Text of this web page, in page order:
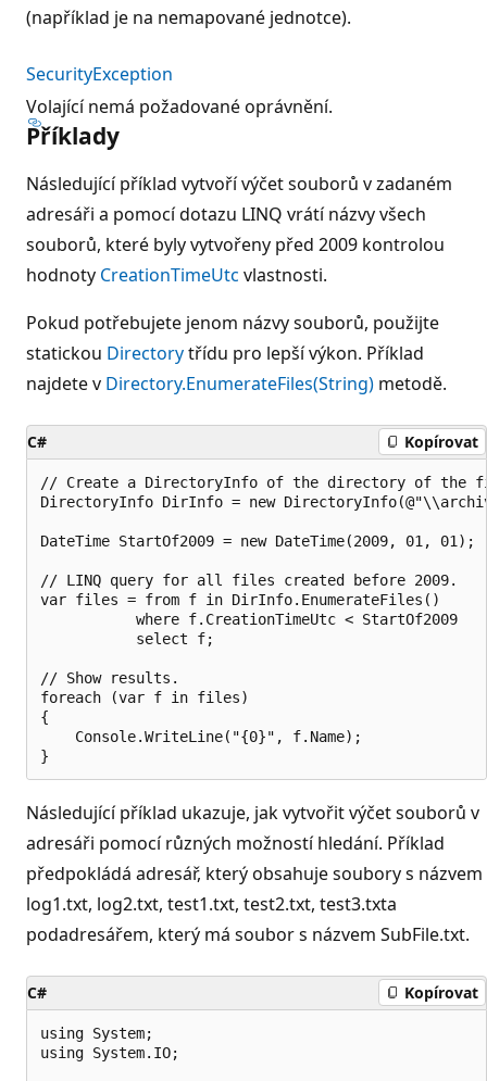
(například je na nemapované jednotce).
SecurityException
Volající nemá požadované oprávnění.
Příklady
Následující příklad vytvoří výčet souborů v zadaném
adresáři a pomocí dotazu LINQ vrátí názvy všech
souborů, které byly vytvořeny před 2009 kontrolou
hodnoty CreationTimeUtc vlastnosti.
Pokud potřebujete jenom názvy souborů, použijte
statickou Directorytřídu pro lepší výkon. Příklad
najdete v Directory.EnumerateFiles(String) metodě.
C# Kopírovat
// Create a DirectoryInfo of the directory of the
DirectoryInfo DirInfo = new
DateTime StartOf2009 = new DateTime(2009, 01, 01);
// LINQ query for all files created before 2009.
var files = from f in DirInfo.EnumerateFiles()
           where f.CreationTimeUtc < StartOf2009
           select f;
// Show results.
foreach (var f in files)
{
    Console.WriteLine("{0}", f.Name);
Následující příklad ukazuje, jak vytvořit výčet souborů v
adresáři pomocí různých možností hledání. Příklad
předpokládá adresář, který obsahuje soubory s názvem
log1.txt, log2.txt, test1.txt, test2.txt, test3.txta
podadresářem, který má soubor s názvem SubFile.txt.
C# Kopírovat
using System;
using System.IO;